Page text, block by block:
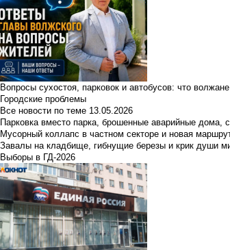
Вопросы сухостоя, парковок и автобусов: что
Городские проблемы
Все новости по теме 13.05.2026
Парковка вместо парка, брошенные аварийные
Мусорный коллапс в частном секторе и новая
Завалы на кладбище, гибнущие березы и крик души
Выборы в ГД-2026